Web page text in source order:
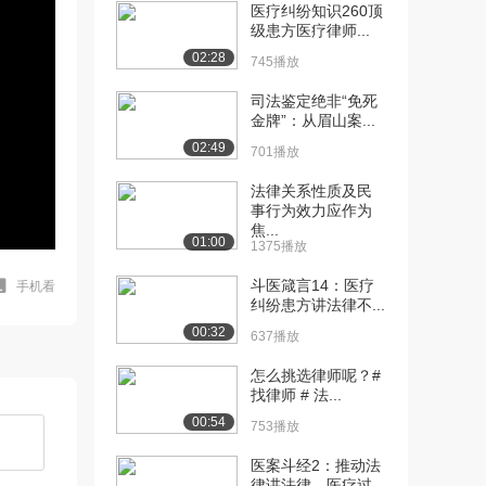
手机看
02:28
医疗纠纷知识260顶
级患方医疗律师...
745播放
02:49
司法鉴定绝非“免死
金牌”：从眉山案...
701播放
01:00
法律关系性质及民
事行为效力应作为
焦...
1375播放
00:32
斗医箴言14：医疗
纠纷患方讲法律不...
637播放
00:54
怎么挑选律师呢？#
找律师 # 法...
753播放
医案斗经2：推动法